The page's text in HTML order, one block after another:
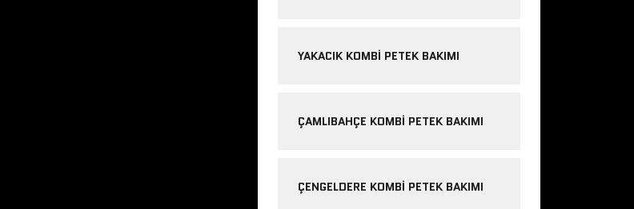
YAKACIK KOMBI PETEK BAKIMI
ÇAMLIBAHÇE KOMBI PETEK BAKIMI
ÇENGELDERE KOMBI PETEK BAKIMI